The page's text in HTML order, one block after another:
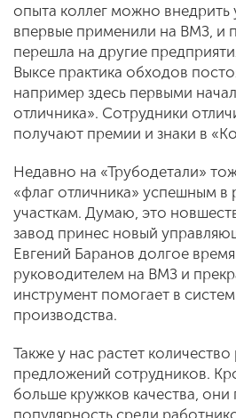
опыта коллег можно внедрить
впервые применили на ВМЗ, и
перешла на другие
Выксе практика обходов
например здесь первыми
отличника». Сотрудники
получают премии и знаки в
Недавно на «Трубодетали»
«флаг отличника» успешным в
участкам. Думаю, это
завод принес новый
Евгений Баранов долгое
руководителем на ВМЗ и
инструмент помогает в
производства.
Также у нас растет
предложений сотрудников.
больше кружков качества,
популярность среди